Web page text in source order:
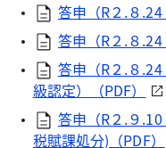
答申（R２.８.24
答申（R２.８.24
答申（R２.８
級認定）（PDF）
答申（R２.９
税賦課処分)（PDF）